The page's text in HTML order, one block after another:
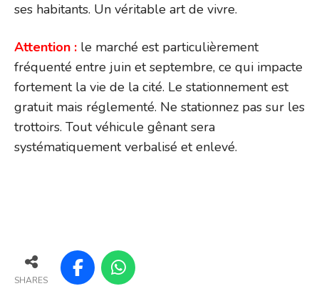
ses habitants. Un véritable art de vivre.
Attention : le marché est particulièrement
fréquenté entre juin et septembre, ce qui impacte
fortement la vie de la cité. Le stationnement est
gratuit mais réglementé. Ne stationnez pas sur les
trottoirs. Tout véhicule gênant sera
systématiquement verbalisé et enlevé.
SHARES